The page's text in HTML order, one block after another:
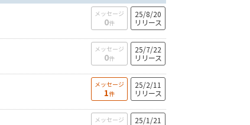
メッセージ
0件
25/8/20
リリース
メッセージ
0件
25/7/22
リリース
メッセージ
1件
25/2/11
リリース
メッセージ
25/1/21